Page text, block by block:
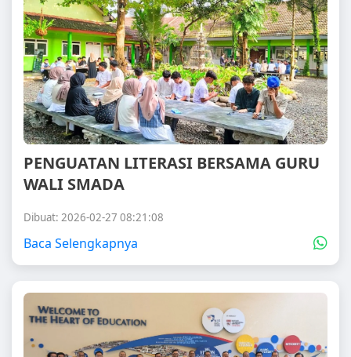
PENGUATAN LITERASI BERSAMA GURU
WALI SMADA
Dibuat: 2026-02-27 08:21:08
Baca Selengkapnya